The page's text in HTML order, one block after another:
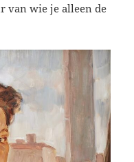
van wie je alleen de